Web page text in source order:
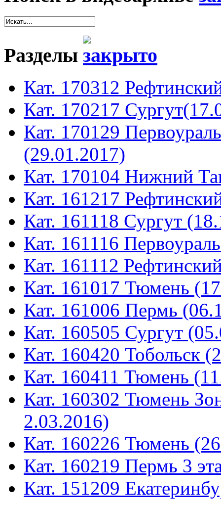
Разделы
Кат. 170312
Кат. 170217
Кат. 170129
(29.01.2017)
Кат. 170104 Нижний
Кат. 161217
Кат. 161118 Сургут
Кат. 161116
Кат. 161112
Кат. 161017 Тюмень
Кат. 161006 Пермь
Кат. 160505 Сургут
Кат. 160420 Тобольск
Кат. 160411 Тюмень
Кат. 160302 Тюмень
2.03.2016)
Кат. 160226 Тюмень
Кат. 160219 Пермь 3
Кат. 151209